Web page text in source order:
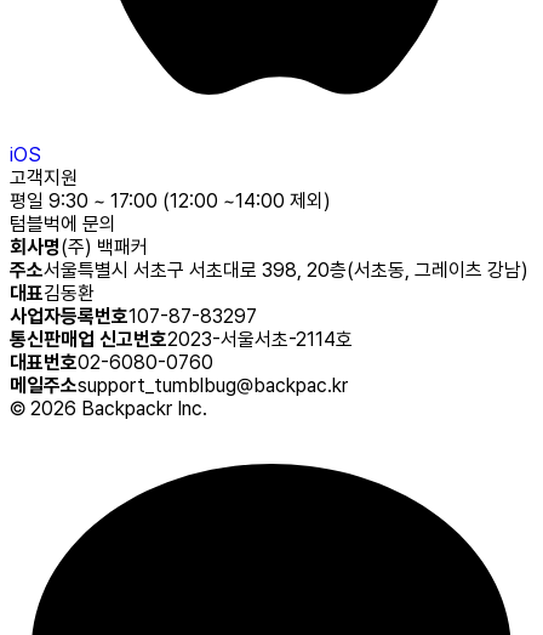
iOS
고객지원
평일 9:30 ~ 17:00 (12:00 ~14:00 제외)
텀블벅에 문의
회사명(주) 백패커
주소서울특별시 서초구 서초대로 398, 20층(서초동, 그레이츠 강남)
대표김동환
사업자등록번호107-87-83297
통신판매업 신고번호2023-서울서초-2114호
대표번호02-6080-0760
메일주소support_tumblbug@backpac.kr
© 2026 Backpackr Inc.